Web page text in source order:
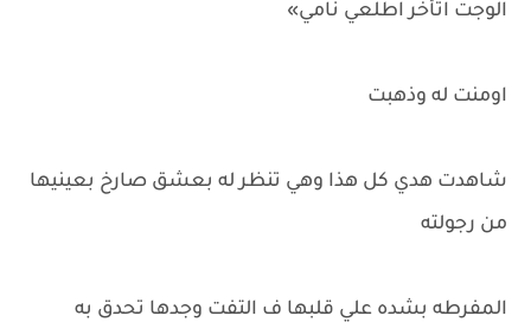
الوجت اتأخر اطلعي نامي»
اومنت له وذهبت
شاهدت هدي كل هذا وهي تنظر له بعشق صارخ بعينيها
من رجولته
المفرطه بشده علي قلبها ف التفت وجدها تحدق به